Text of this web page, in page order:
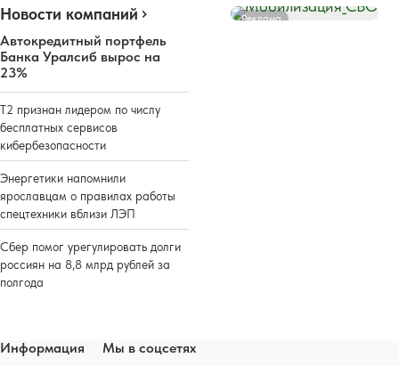
Новости компаний
Автокредитный портфель
Банка Уралсиб вырос на
23%
Т2 признан лидером по числу
бесплатных сервисов
кибербезопасности
Энергетики напомнили
ярославцам о правилах работы
спецтехники вблизи ЛЭП
Сбер помог урегулировать долги
россиян на 8,8 млрд рублей за
полгода
Реклама
Информация
Мы в соцсетях